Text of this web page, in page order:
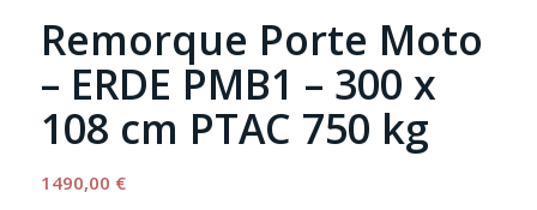
Remorque Porte Moto
– ERDE PMB1 – 300 x
108 cm PTAC 750 kg
1490,00 €